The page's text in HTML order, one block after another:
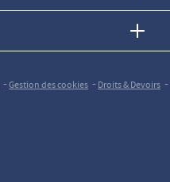
-Gestion des cookies -Droits & Devoirs -